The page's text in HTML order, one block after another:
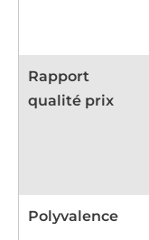
Rapport
qualité prix
Polyvalence